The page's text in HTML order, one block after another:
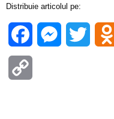
Distribuie articolul pe:
FacebookMessenger
Twitter